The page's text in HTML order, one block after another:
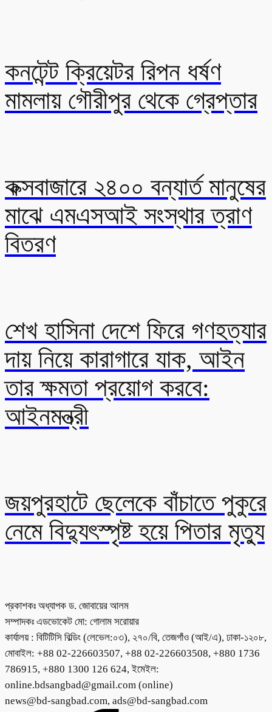
কনটেন্ট ক্রিয়েটর রিপন ধর্ষণ
মামলায় গৌরীপুর থেকে গ্রেপ্তার
কক্সবাজারে ২৪০০ বন্যার্ত মানুষের
মাঝে এমএসআই সংস্থার ত্রাণ
বিতরণ
শেখ হাসিনা দেশে ফিরে গণহত্যার
দায় নিয়ে কারাগারে যাক, আইন
তার ক্ষমতা প্রয়োগ করবে:
আইনমন্ত্রী
জয়পুরহাটে ছেলেকে বাঁচাতে পুকুরে
নেমে বিদ্যুৎস্পৃষ্ট হয়ে পিতার মৃত্যু
প্রকাশকঃ অধ্যাপক ড. জোবায়ের আলম
সম্পাদকঃ এডভোকেট মো: গোলাম সরোয়ার
কার্যালয় : বিটিটিসি বিল্ডিং (লেভেল:০৩), ২৭০/বি, তেজগাঁও (আই/এ), ঢাকা-১২০৮,
মোবাইল: +88 02-226603507, +88 02-226603508, +880 1736
786915, +880 1300 126 624, ইমেইল:
online.bdsangbad@gmail.com (online)
news@bd-sangbad.com, ads@bd-sangbad.com